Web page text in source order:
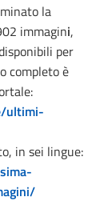
la
immagini,
per
completo è
ultimi-
in sei lingue: